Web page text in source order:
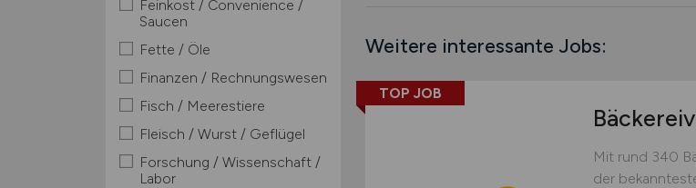
Feinkost / Convenience /
Saucen
Fette / Öle
Finanzen / Rechnungswesen
Fisch / Meerestiere
Fleisch / Wurst / Geflügel
Forschung / Wissenschaft /
Labor
Weitere interessante Jobs:
TOP JOB
Mit rund 340
der